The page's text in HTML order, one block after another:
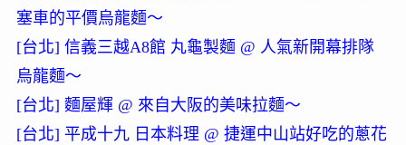
塞車的平價烏龍麵～
[台北] 信義三越A8館 丸龜製麵 @ 人氣新開幕排隊
烏龍麵～
[台北] 麵屋輝 @ 來自大阪的美味拉麵～
[台北] 平成十九 日本料理 @ 捷運中山站好吃的蔥花